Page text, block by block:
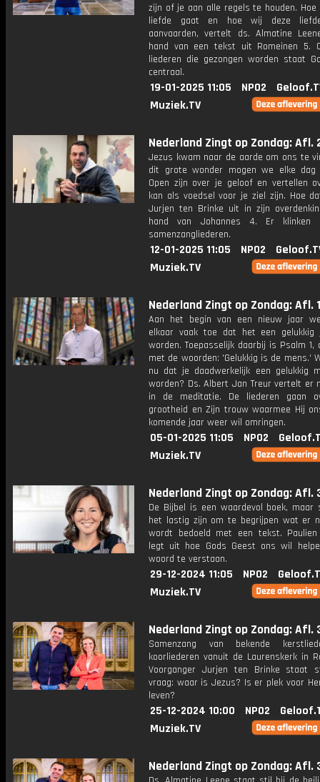
zijn of je aan alle regels te houden. Hoe
liefde gaat en hoe wij deze
aanvaarden, vertelt ds. Almatine
hand van een tekst uit Romeinen 5.
liederen die gezongen worden staat
centraal.
19-01-2025 11:05 NPO2
Muziek.TV
Nederland Zingt op Zondag: Afl.
Jezus kwam naar de aarde om ons te
dit grote wonder mogen we elke dag
Open zijn over je geloof en vertellen
kan als voedsel voor je ziel zijn. Hoe
Jurjen ten Brinke uit in zijn
hand van Johannes 4. Er klinken
samenzangliederen.
12-01-2025 11:05 NPO2
Muziek.TV
Nederland Zingt op Zondag: Afl. 1
Aan het begin van een nieuw jaar
elkaar vaak toe dat het een gelukkig
worden. Toepasselijk daarbij is Psalm 1,
met de woorden: 'Gelukkig is de mens.'
nu dat je daadwerkelijk een gelukkig
worden? Ds. Albert Jan Treur vertelt er
in de meditatie. De liederen gaan
grootheid en Zijn trouw waarmee Hij
komende jaar weer wil omringen.
05-01-2025 11:05 NPO2
Muziek.TV
Nederland Zingt op Zondag: Afl.
De Bijbel is een waardevol boek, maar
het lastig zijn om te begrijpen wat er
wordt bedoeld met een tekst. Paulien
legt uit hoe Gods Geest ons wil
woord te verstaan.
29-12-2024 11:05 NPO2
Muziek.TV
Nederland Zingt op Zondag: Afl.
Samenzang van bekende
koorliederen vanuit de Laurenskerk in
Voorganger Jurjen ten Brinke staat
vraag: waar is Jezus? Is er plek voor
leven?
25-12-2024 10:00 NPO2
Muziek.TV
Nederland Zingt op Zondag: Afl.